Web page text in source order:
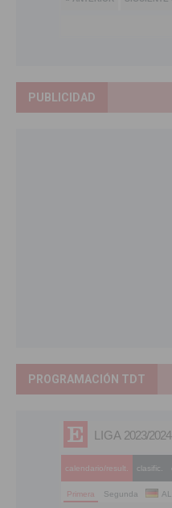
PUBLICIDAD
PROGRAMACIÓN TDT